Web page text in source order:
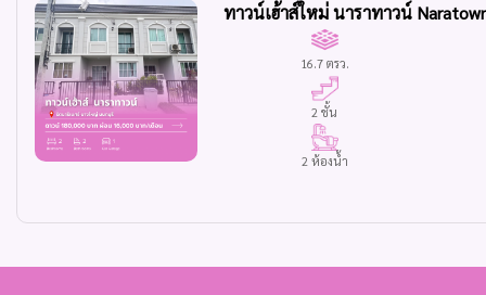
ทาวน์เฮ้าส์ใหม่ นาราทาวน์
16.7 ตรว.
2 ชั้น
2 ห้องน้ำ